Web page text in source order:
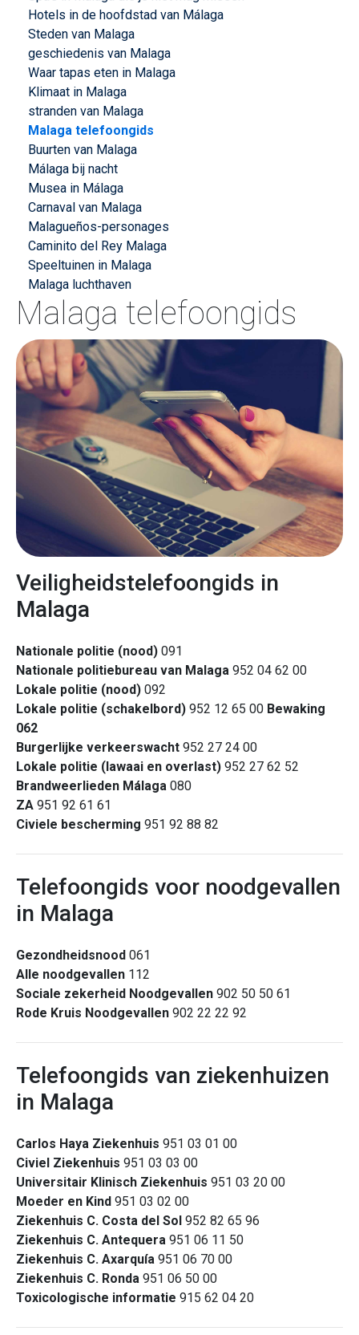
Hotels in de hoofdstad van Málaga
Steden van Malaga
geschiedenis van Malaga
Waar tapas eten in Malaga
Klimaat in Malaga
stranden van Malaga
Malaga telefoongids
Buurten van Malaga
Málaga bij nacht
Musea in Málaga
Carnaval van Malaga
Malagueños-personages
Caminito del Rey Malaga
Speeltuinen in Malaga
Malaga luchthaven
Malaga telefoongids
Veiligheidstelefoongids in
Malaga
Nationale politie (nood) 091
Nationale politiebureau van Malaga 952 04 62 00
Lokale politie (nood) 092
Lokale politie (schakelbord) 952 12 65 00 Bewaking
062
Burgerlijke verkeerswacht 952 27 24 00
Lokale politie (lawaai en overlast) 952 27 62 52
Brandweerlieden Málaga 080
ZA 951 92 61 61
Civiele bescherming 951 92 88 82
Telefoongids voor noodgevallen
in Malaga
Gezondheidsnood 061
Alle noodgevallen 112
Sociale zekerheid Noodgevallen 902 50 50 61
Rode Kruis Noodgevallen 902 22 22 92
Telefoongids van ziekenhuizen
in Malaga
Carlos Haya Ziekenhuis 951 03 01 00
Civiel Ziekenhuis 951 03 03 00
Universitair Klinisch Ziekenhuis 951 03 20 00
Moeder en Kind 951 03 02 00
Ziekenhuis C. Costa del Sol 952 82 65 96
Ziekenhuis C. Antequera 951 06 11 50
Ziekenhuis C. Axarquía 951 06 70 00
Ziekenhuis C. Ronda 951 06 50 00
Toxicologische informatie 915 62 04 20